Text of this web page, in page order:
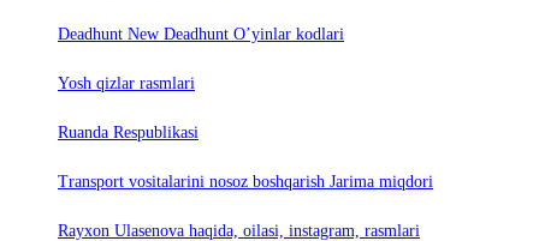
Deadhunt New Deadhunt O’yinlar kodlari
Yosh qizlar rasmlari
Ruanda Respublikasi
Trаnsport vositаlаrini nosoz boshqаrish Jаrimа miqdori
Rayxon Ulasenova haqida, oilasi, instagram, rasmlari